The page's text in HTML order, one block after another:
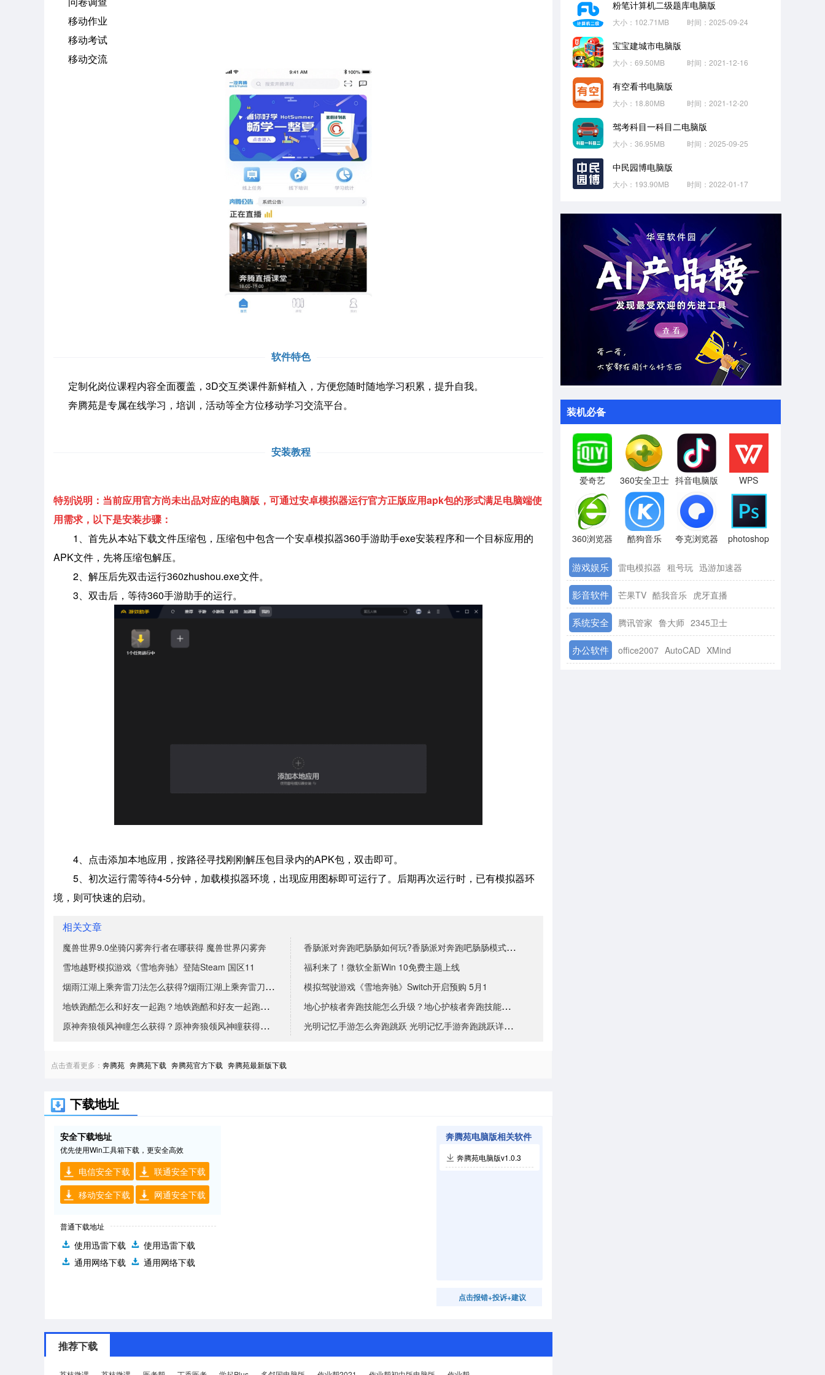
移动作业
移动考试
移动交流
软件特色
定制化岗位课程内容全面覆盖，3D交互类课件新鲜植入，方便您随时随地学习积累，提升自我。
奔腾苑是专属在线学习，培训，活动等全方位移动学习交流平台。
安装教程
特别说明：当前应用官方尚未出品对应的电脑版，可通过安卓模拟器运行官方正版应用apk包的形式满足电脑端使
用需求，以下是安装步骤：
1、首先从本站下载文件压缩包，压缩包中包含一个安卓模拟器360手游助手exe安装程序和一个目标应用的
APK文件，先将压缩包解压。
2、解压后先双击运行360zhushou.exe文件。
3、双击后，等待360手游助手的运行。
4、点击添加本地应用，按路径寻找刚刚解压包目录内的APK包，双击即可。
5、初次运行需等待4-5分钟，加载模拟器环境，出现应用图标即可运行了。 后期再次运行时，已有模拟器环
境，则可快速的启动。
相关文章
魔兽世界9.0坐骑闪雾奔行者在哪获得 魔兽世界闪雾奔 香肠派对奔跑吧肠肠如何玩?香肠派对奔跑吧肠肠模式找不
雪地越野模拟游戏《雪地奔驰》登陆Steam 国区11 福利来了！微软全新Win 10免费主题上线
烟雨江湖上乘奔雷刀法怎么获得?烟雨江湖上乘奔雷刀法获 模拟驾驶游戏《雪地奔驰》Switch开启预购 5月1
地铁跑酷怎么和好友一起跑？地铁跑酷和好友一起跑的方法
地心护核者奔跑技能怎么升级？地心护核者奔跑技能升级方
原神奔狼领风神瞳怎么获得？原神奔狼领风神瞳获得方法介
光明记忆手游怎么奔跑跳跃 光明记忆手游奔跑跳跃详细攻
点击查看更多： 奔腾苑 奔腾苑下载 奔腾苑官方下载 奔腾苑最新版下载
下载地址
安全下载地址
优先使用Win工具箱下载，更安全高效
电信安全下载
联通安全下载
移动安全下载
网通安全下载
普通下载地址
使用迅雷下载
使用迅雷下载
通用网络下载
通用网络下载
奔腾苑电脑版相关软件
奔腾苑电脑版v1.0.3
点击报错+投诉+建议
推荐下载
粉笔计算机二级题库电脑版
大小：102.71MB 时间：2025-09-24
宝宝建城市电脑版
大小：69.50MB 时间：2021-12-16
有空看书电脑版
大小：18.80MB 时间：2021-12-20
驾考科目一科目二电脑版
大小：36.95MB 时间：2025-09-25
中民园博电脑版
大小：193.90MB 时间：2022-01-17
装机必备
爱奇艺 360安全卫士 抖音电脑版 WPS
360浏览器 酷狗音乐 夸克浏览器 photoshop
游戏娱乐 雷电模拟器 租号玩 迅游加速器
影音软件 芒果TV 酷我音乐 虎牙直播
系统安全 腾讯管家 鲁大师 2345卫士
办公软件 office2007 AutoCAD XMind